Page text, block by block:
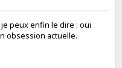
je peux enfin le dire : oui
obsession actuelle.